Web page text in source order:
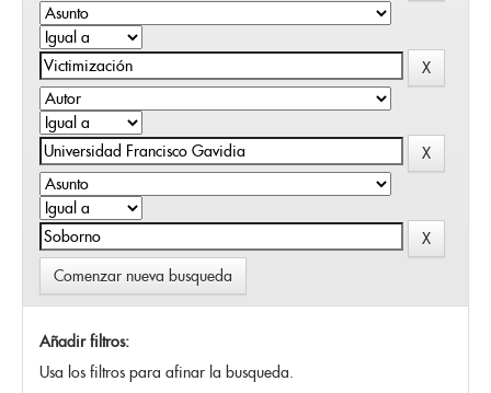
Comenzar nueva busqueda
Añadir filtros:
Usa los filtros para afinar la busqueda.